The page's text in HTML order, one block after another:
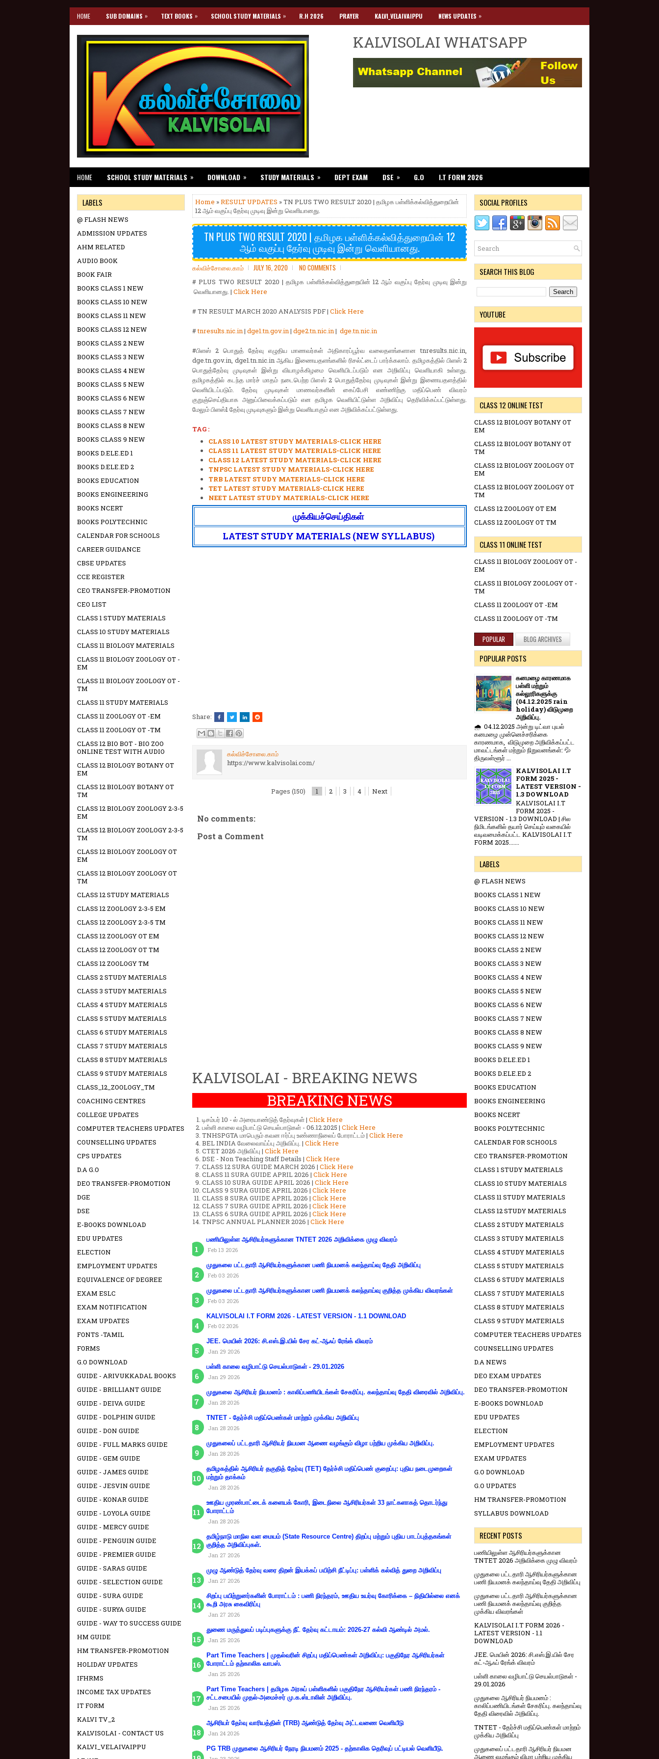
HOME SUB DOMAINS » TEXT BOOKS » SCHOOL STUDY MATERIALS » R.H 2026 PRAYER KALVI_VELAIVAIPPU NEWS UPDATES »
KALVISOLAI WHATSAPP
HOME SCHOOL STUDY MATERIALS » DOWNLOAD » STUDY MATERIALS » DEPT EXAM DSE » G.O I.T FORM 2026
Home »RESULT UPDATES » TN PLUS TWO RESULT 2020 | தமிழக பள்ளிக்கல்வித்துறையின்
12 ஆம் வகுப்பு தேர்வு முடிவு இன்று வெளியானது.
TN PLUS TWO RESULT 2020 | தமிழக பள்ளிக்கல்வித்துறையின் 12
ஆம் வகுப்பு தேர்வு முடிவு இன்று வெளியானது.
கல்விச்சோலை.காம் JULY 16, 2020 NO COMMENTS
# PLUS TWO RESULT 2020 | தமிழக பள்ளிக்கல்வித்துறையின் 12 ஆம் வகுப்பு தேர்வு முடிவு இன்று
வெளியானது. | Click Here
# TN RESULT MARCH 2020 ANALYSIS PDF | Click Here
#tnresults.nic.in| dge1.tn.gov.in| dge2.tn.nic.in| dge.tn.nic.in
#பிளஸ் 2 பொதுத் தேர்வு எழுதிய மாணவர்கள் அதிகாரப்பூர்வ வலைதளங்களான tnresults.nic.in,
dge.tn.gov.in, dge1.tn.nic.in ஆகிய இணையதளங்களில் ரிசல்ட்டைப் பார்க்கலாம். தமிழகத்தில் பிளஸ் 2
பொதுத்தேர்வு முடிவுகள் இன்று வியாழக்கிழமை வெளியிடப்படும் என அறிவிப்பு வெளியாகி உள்ளது.
தமிழகத்தில் கடந்த மார்ச் மாதம் நடைபெற்ற பிளஸ் 2 பொதுத்தேர்வு முடிவுகள் இன்று இணையதளத்தில்
வெளியிடப்படும். தேர்வு முடிவுகள் மாணவர்களின் கைப்பேசி எண்ணிற்கு மதிப்பெண் விவரம்
குறுஞ்செய்தியாக அனுப்பிவைக்கப்படும் என தமிழக வெளியிட்டுள்ள அறிவிப்பு தெரிவிக்கப்பட்டுள்ளது.
மேலும் பிளஸ்1 தேர்வு முடிவுகளும் இன்று வெளியாகும் என அறிவிக்கப்பட்டுள்ளது.
TAG :
CLASS 10 LATEST STUDY MATERIALS-CLICK HERE
CLASS 11 LATEST STUDY MATERIALS-CLICK HERE
CLASS 12 LATEST STUDY MATERIALS-CLICK HERE
TNPSC LATEST STUDY MATERIALS-CLICK HERE
TRB LATEST STUDY MATERIALS-CLICK HERE
TET LATEST STUDY MATERIALS-CLICK HERE
NEET LATEST STUDY MATERIALS-CLICK HERE
முக்கியச்செய்திகள்
LATEST STUDY MATERIALS (NEW SYLLABUS)
Share:
கல்விச்சோலை.காம்
https://www.kalvisolai.com/
Pages (150) 1 2 3 4 Next
No comments:
Post a Comment
KALVISOLAI - BREAKING NEWS
BREAKING NEWS
டிசம்பர் 10 - ல் அரையாண்டுத் தேர்வுகள் | Click Here
பள்ளி காலை வழிபாட்டு செயல்பாடுகள் - 06.12.2025 | Click Here
TNHSPGTA மாபெரும் கவன ஈர்ப்பு உண்ணாநிலைப் போராட்டம் | Click Here
BEL INDIA வேலைவாய்ப்பு அறிவிப்பு. | Click Here
CTET 2026 அறிவிப்பு | Click Here
DSE - Non Teaching Staff Details | Click Here
CLASS 12 SURA GUIDE MARCH 2026 | Click Here
CLASS 11 SURA GUIDE APRIL 2026 | Click Here
CLASS 10 SURA GUIDE APRIL 2026 | Click Here
CLASS 9 SURA GUIDE APRIL 2026 | Click Here
CLASS 8 SURA GUIDE APRIL 2026 | Click Here
CLASS 7 SURA GUIDE APRIL 2026 | Click Here
CLASS 6 SURA GUIDE APRIL 2026 | Click Here
TNPSC ANNUAL PLANNER 2026 | Click Here
பணியிலுள்ள ஆசிரியர்களுக்கான TNTET 2026 அறிவிக்கை முழு விவரம்
Feb 13 2026
முதுகலை பட்டதாரி ஆசிரியர்களுக்கான பணி நியமனக் கலந்தாய்வு தேதி அறிவிப்பு
Feb 03 2026
முதுகலை பட்டதாரி ஆசிரியர்களுக்கான பணி நியமனக் கலந்தாய்வு குறித்த முக்கிய விவரங்கள்
Feb 03 2026
KALVISOLAI I.T FORM 2026 - LATEST VERSION - 1.1 DOWNLOAD
Feb 02 2026
JEE. மெயின் 2026: சி.எஸ்.இ.யில் சேர கட்-ஆஃப் ரேங்க் விவரம்
Jan 29 2026
பள்ளி காலை வழிபாட்டு செயல்பாடுகள் - 29.01.2026
Jan 29 2026
முதுகலை ஆசிரியர் நியமனம் : காலிப்பணியிடங்கள் சேகரிப்பு. கலந்தாய்வு தேதி விரைவில் அறிவிப்பு.
Jan 28 2026
TNTET - தேர்ச்சி மதிப்பெண்கள் மாற்றம் முக்கிய அறிவிப்பு
Jan 28 2026
முதுகலைப் பட்டதாரி ஆசிரியர் நியமன ஆணை வழங்கும் விழா பற்றிய முக்கிய அறிவிப்பு.
Jan 28 2026
தமிழகத்தில் ஆசிரியர் தகுதித் தேர்வு (TET) தேர்ச்சி மதிப்பெண் குறைப்பு: புதிய நடைமுறைகள்
மற்றும் தாக்கம்
Jan 28 2026
ஊதிய முரண்பாட்டைக் களையக் கோரி, இடைநிலை ஆசிரியர்கள் 33 நாட்களாகத் தொடர்ந்து
போராட்டம்
Jan 28 2026
தமிழ்நாடு மாநில வள மையம் (State Resource Centre) திறப்பு மற்றும் புதிய பாடப்புத்தகங்கள்
குறித்த அறிவிப்புகள்.
Jan 27 2026
முழு ஆண்டுத் தேர்வு வரை திறன் இயக்கப் பயிற்சி நீட்டிப்பு: பள்ளிக் கல்வித் துறை அறிவிப்பு
Jan 27 2026
சிறப்பு பயிற்றுனர்களின் போராட்டம் : பணி நிரந்தரம், ஊதிய உயர்வு கோரிக்கை – நிதியில்லை எனக்
கூறி அரசு கைவிரிப்பு
Jan 27 2026
துணை மருத்துவப் படிப்புகளுக்கு நீட் தேர்வு கட்டாயம்: 2026-27 கல்வி ஆண்டில் அமல்.
Jan 25 2026
Part Time Teachers | முதல்வரின் சிறப்பு மதிப்பெண்கள் அறிவிப்பு: பகுதிநேர ஆசிரியர்கள்
போராட்டம் தற்காலிக வாபஸ்.
Jan 25 2026
Part Time Teachers | தமிழக அரசுப் பள்ளிகளில் பகுதிநேர ஆசிரியர்கள் பணி நிரந்தரம் -
சட்டசபையில் முதல்-அமைச்சர் மு.க.ஸ்டாலின் அறிவிப்பு.
Jan 25 2026
ஆசிரியா் தோ்வு வாரியத்தின் (TRB) ஆண்டுத் தோ்வு அட்டவணை வெளியீடு
Jan 24 2026
PG TRB முதுகலை ஆசிரியர் நேரடி நியமனம் 2025 - தற்காலிக தெரிவுப் பட்டியல் வெளியீடு.
LABELS
@ FLASH NEWS
ADMISSION UPDATES
AHM RELATED
AUDIO BOOK
BOOK FAIR
BOOKS CLASS 1 NEW
BOOKS CLASS 10 NEW
BOOKS CLASS 11 NEW
BOOKS CLASS 12 NEW
BOOKS CLASS 2 NEW
BOOKS CLASS 3 NEW
BOOKS CLASS 4 NEW
BOOKS CLASS 5 NEW
BOOKS CLASS 6 NEW
BOOKS CLASS 7 NEW
BOOKS CLASS 8 NEW
BOOKS CLASS 9 NEW
BOOKS D.ELE.ED 1
BOOKS D.ELE.ED 2
BOOKS EDUCATION
BOOKS ENGINEERING
BOOKS NCERT
BOOKS POLYTECHNIC
CALENDAR FOR SCHOOLS
CAREER GUIDANCE
CBSE UPDATES
CCE REGISTER
CEO TRANSFER-PROMOTION
CEO LIST
CLASS 1 STUDY MATERIALS
CLASS 10 STUDY MATERIALS
CLASS 11 BIOLOGY MATERIALS
CLASS 11 BIOLOGY ZOOLOGY OT -
EM
CLASS 11 BIOLOGY ZOOLOGY OT -
TM
CLASS 11 STUDY MATERIALS
CLASS 11 ZOOLOGY OT -EM
CLASS 11 ZOOLOGY OT -TM
CLASS 12 BIO BOT - BIO ZOO
ONLINE TEST WITH AUDIO
CLASS 12 BIOLOGY BOTANY OT
EM
CLASS 12 BIOLOGY BOTANY OT
TM
CLASS 12 BIOLOGY ZOOLOGY 2-3-5
EM
CLASS 12 BIOLOGY ZOOLOGY 2-3-5
TM
CLASS 12 BIOLOGY ZOOLOGY OT
EM
CLASS 12 BIOLOGY ZOOLOGY OT
TM
CLASS 12 STUDY MATERIALS
CLASS 12 ZOOLOGY 2-3-5 EM
CLASS 12 ZOOLOGY 2-3-5 TM
CLASS 12 ZOOLOGY OT EM
CLASS 12 ZOOLOGY OT TM
CLASS 12 ZOOLOGY TM
CLASS 2 STUDY MATERIALS
CLASS 3 STUDY MATERIALS
CLASS 4 STUDY MATERIALS
CLASS 5 STUDY MATERIALS
CLASS 6 STUDY MATERIALS
CLASS 7 STUDY MATERIALS
CLASS 8 STUDY MATERIALS
CLASS 9 STUDY MATERIALS
CLASS_12_ZOOLOGY_TM
COACHING CENTRES
COLLEGE UPDATES
COMPUTER TEACHERS UPDATES
COUNSELLING UPDATES
CPS UPDATES
D.A G.O
DEO TRANSFER-PROMOTION
DGE
DSE
E-BOOKS DOWNLOAD
EDU UPDATES
ELECTION
EMPLOYMENT UPDATES
EQUIVALENCE OF DEGREE
EXAM ESLC
EXAM NOTIFICATION
EXAM UPDATES
FONTS -TAMIL
FORMS
G.O DOWNLOAD
GUIDE - ARIVUKKADAL BOOKS
GUIDE - BRILLIANT GUIDE
GUIDE - DEIVA GUIDE
GUIDE - DOLPHIN GUIDE
GUIDE - DON GUIDE
GUIDE - FULL MARKS GUIDE
GUIDE - GEM GUIDE
GUIDE - JAMES GUIDE
GUIDE - JESVIN GUIDE
GUIDE - KONAR GUIDE
GUIDE - LOYOLA GUIDE
GUIDE - MERCY GUIDE
GUIDE - PENGUIN GUIDE
GUIDE - PREMIER GUIDE
GUIDE - SARAS GUIDE
GUIDE - SELECTION GUIDE
GUIDE - SURA GUIDE
GUIDE - SURYA GUIDE
GUIDE - WAY TO SUCCESS GUIDE
HM GUIDE
HM TRANSFER-PROMOTION
HOLIDAY UPDATES
IFHRMS
INCOME TAX UPDATES
IT FORM
KALVI TV_2
KALVISOLAI - CONTACT US
KALVI_VELAIVAIPPU
SOCIAL PROFILES
SEARCH THIS BLOG
YOUTUBE
CLASS 12 ONLINE TEST
CLASS 12 BIOLOGY BOTANY OT
EM
CLASS 12 BIOLOGY BOTANY OT
TM
CLASS 12 BIOLOGY ZOOLOGY OT
EM
CLASS 12 BIOLOGY ZOOLOGY OT
TM
CLASS 12 ZOOLOGY OT EM
CLASS 12 ZOOLOGY OT TM
CLASS 11 ONLINE TEST
CLASS 11 BIOLOGY ZOOLOGY OT -
EM
CLASS 11 BIOLOGY ZOOLOGY OT -
TM
CLASS 11 ZOOLOGY OT -EM
CLASS 11 ZOOLOGY OT -TM
POPULAR BLOG ARCHIVES
POPULAR POSTS
கனமழை காரணமாக
பள்ளி மற்றும்
கல்லூரிகளுக்கு
(04.12.2025 rain
holiday) விடுமுறை
அறிவிப்பு.
🌧️ 04.12.2025 அன்று டிட்வா புயல்
கனமழை முன்னெச்சரிக்கை
காரணமாக, விடுமுறை அறிவிக்கப்பட்ட
மாவட்டங்கள் மற்றும் நிறுவனங்கள்: 💦
திருவள்ளூர் ...
KALVISOLAI I.T
FORM 2025 -
LATEST VERSION -
1.3 DOWNLOAD
KALVISOLAI I.T
FORM 2025 -
VERSION - 1.3 DOWNLOAD | சில
நிமிடங்களில் தயார் செய்யும் வகையில்
வடிவமைக்கப்பட்ட KALVISOLAI I.T
FORM 2025.......
LABELS
@ FLASH NEWS
BOOKS CLASS 1 NEW
BOOKS CLASS 10 NEW
BOOKS CLASS 11 NEW
BOOKS CLASS 12 NEW
BOOKS CLASS 2 NEW
BOOKS CLASS 3 NEW
BOOKS CLASS 4 NEW
BOOKS CLASS 5 NEW
BOOKS CLASS 6 NEW
BOOKS CLASS 7 NEW
BOOKS CLASS 8 NEW
BOOKS CLASS 9 NEW
BOOKS D.ELE.ED 1
BOOKS D.ELE.ED 2
BOOKS EDUCATION
BOOKS ENGINEERING
BOOKS NCERT
BOOKS POLYTECHNIC
CALENDAR FOR SCHOOLS
CEO TRANSFER-PROMOTION
CLASS 1 STUDY MATERIALS
CLASS 10 STUDY MATERIALS
CLASS 11 STUDY MATERIALS
CLASS 12 STUDY MATERIALS
CLASS 2 STUDY MATERIALS
CLASS 3 STUDY MATERIALS
CLASS 4 STUDY MATERIALS
CLASS 5 STUDY MATERIALS
CLASS 6 STUDY MATERIALS
CLASS 7 STUDY MATERIALS
CLASS 8 STUDY MATERIALS
CLASS 9 STUDY MATERIALS
COMPUTER TEACHERS UPDATES
COUNSELLING UPDATES
D.A NEWS
DEO EXAM UPDATES
DEO TRANSFER-PROMOTION
E-BOOKS DOWNLOAD
EDU UPDATES
ELECTION
EMPLOYMENT UPDATES
EXAM UPDATES
G.O DOWNLOAD
G.O UPDATES
HM TRANSFER-PROMOTION
SYLLABUS DOWNLOAD
RECENT POSTS
பணியிலுள்ள ஆசிரியர்களுக்கான
TNTET 2026 அறிவிக்கை முழு விவரம்
முதுகலை பட்டதாரி ஆசிரியர்களுக்கான
பணி நியமனக் கலந்தாய்வு தேதி அறிவிப்பு
முதுகலை பட்டதாரி ஆசிரியர்களுக்கான
பணி நியமனக் கலந்தாய்வு குறித்த
முக்கிய விவரங்கள்
KALVISOLAI I.T FORM 2026 -
LATEST VERSION - 1.1
DOWNLOAD
JEE. மெயின் 2026: சி.எஸ்.இ.யில் சேர
கட்-ஆஃப் ரேங்க் விவரம்
பள்ளி காலை வழிபாட்டு செயல்பாடுகள் -
29.01.2026
முதுகலை ஆசிரியர் நியமனம் :
காலிப்பணியிடங்கள் சேகரிப்பு. கலந்தாய்வு
தேதி விரைவில் அறிவிப்பு.
TNTET - தேர்ச்சி மதிப்பெண்கள் மாற்றம்
முக்கிய அறிவிப்பு
முதுகலைப் பட்டதாரி ஆசிரியர் நியமன
ஆணை வழங்கும் விழா பற்றிய முக்கிய